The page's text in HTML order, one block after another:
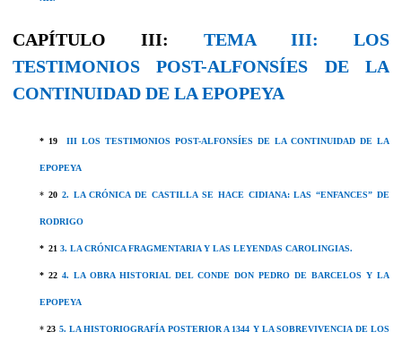
CAPÍTULO III: TEMA III: LOS
TESTIMONIOS POST-ALFONSÍES DE LA
CONTINUIDAD DE LA EPOPEYA
* 19 III LOS TESTIMONIOS POST-ALFONSÍES DE LA CONTINUIDAD DE LA
EPOPEYA
* 20 2. LA CRÓNICA DE CASTILLA SE HACE CIDIANA: LAS “ENFANCES” DE
RODRIGO
* 21 3. LA CRÓNICA FRAGMENTARIA Y LAS LEYENDAS CAROLINGIAS.
* 22 4. LA OBRA HISTORIAL DEL CONDE DON PEDRO DE BARCELOS Y LA
EPOPEYA
* 23 5. LA HISTORIOGRAFÍA POSTERIOR A 1344 Y LA SOBREVIVENCIA DE LOS